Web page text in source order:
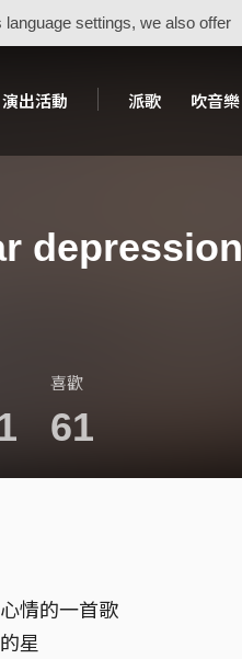
settings, we also offer
演出活動 派歌 吹音樂
depression
喜歡
61
情的一首歌
星